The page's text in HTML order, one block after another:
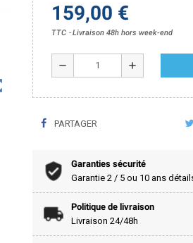
159,00 €
TTC Livraison 48h hors week-end
remove add
PARTAGER
Garanties sécurité
Garantie 2 / 5 ou 10 ans
Politique de livraison
Livraison 24/48h